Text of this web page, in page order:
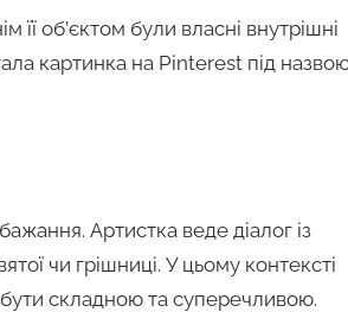
об’єктом були власні внутрішні
картинка на Pinterest під
Артистка веде діалог із
чи грішниці. У цьому контексті
складною та суперечливою.